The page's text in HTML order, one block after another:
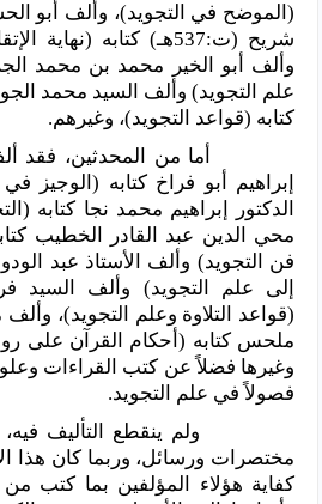
(الموضح في التجويد)، وألف أبو
شريح (ت:537هـ) كتابه
وألف أبو الخير محمد بن محمد
كتابه (قواعد التجويد)، وغيرهم.
أما من المحدثين، فقد ألف
إبراهيم أبو فراخ كتابه (الوجيز
الدكتور إبراهيم محمد نجا كتابه
محي الدين عبد القادر الخطيب
فن التجويد) وألف الأستاذ عبد
إلى علم التجويد) وألف السيد
(قواعد التلاوة وعلم التجويد)،
ملحس كتابه (أحكام القرآن على
وغيرها فضلاً عن كتب القراءات
فصولاً في علم التجويد.
ولم ينقطع التأليف فيه، بل
مختصرات ورسائل، وربما كان هذا
كفاية هؤلاء المؤلفين بما كتب من